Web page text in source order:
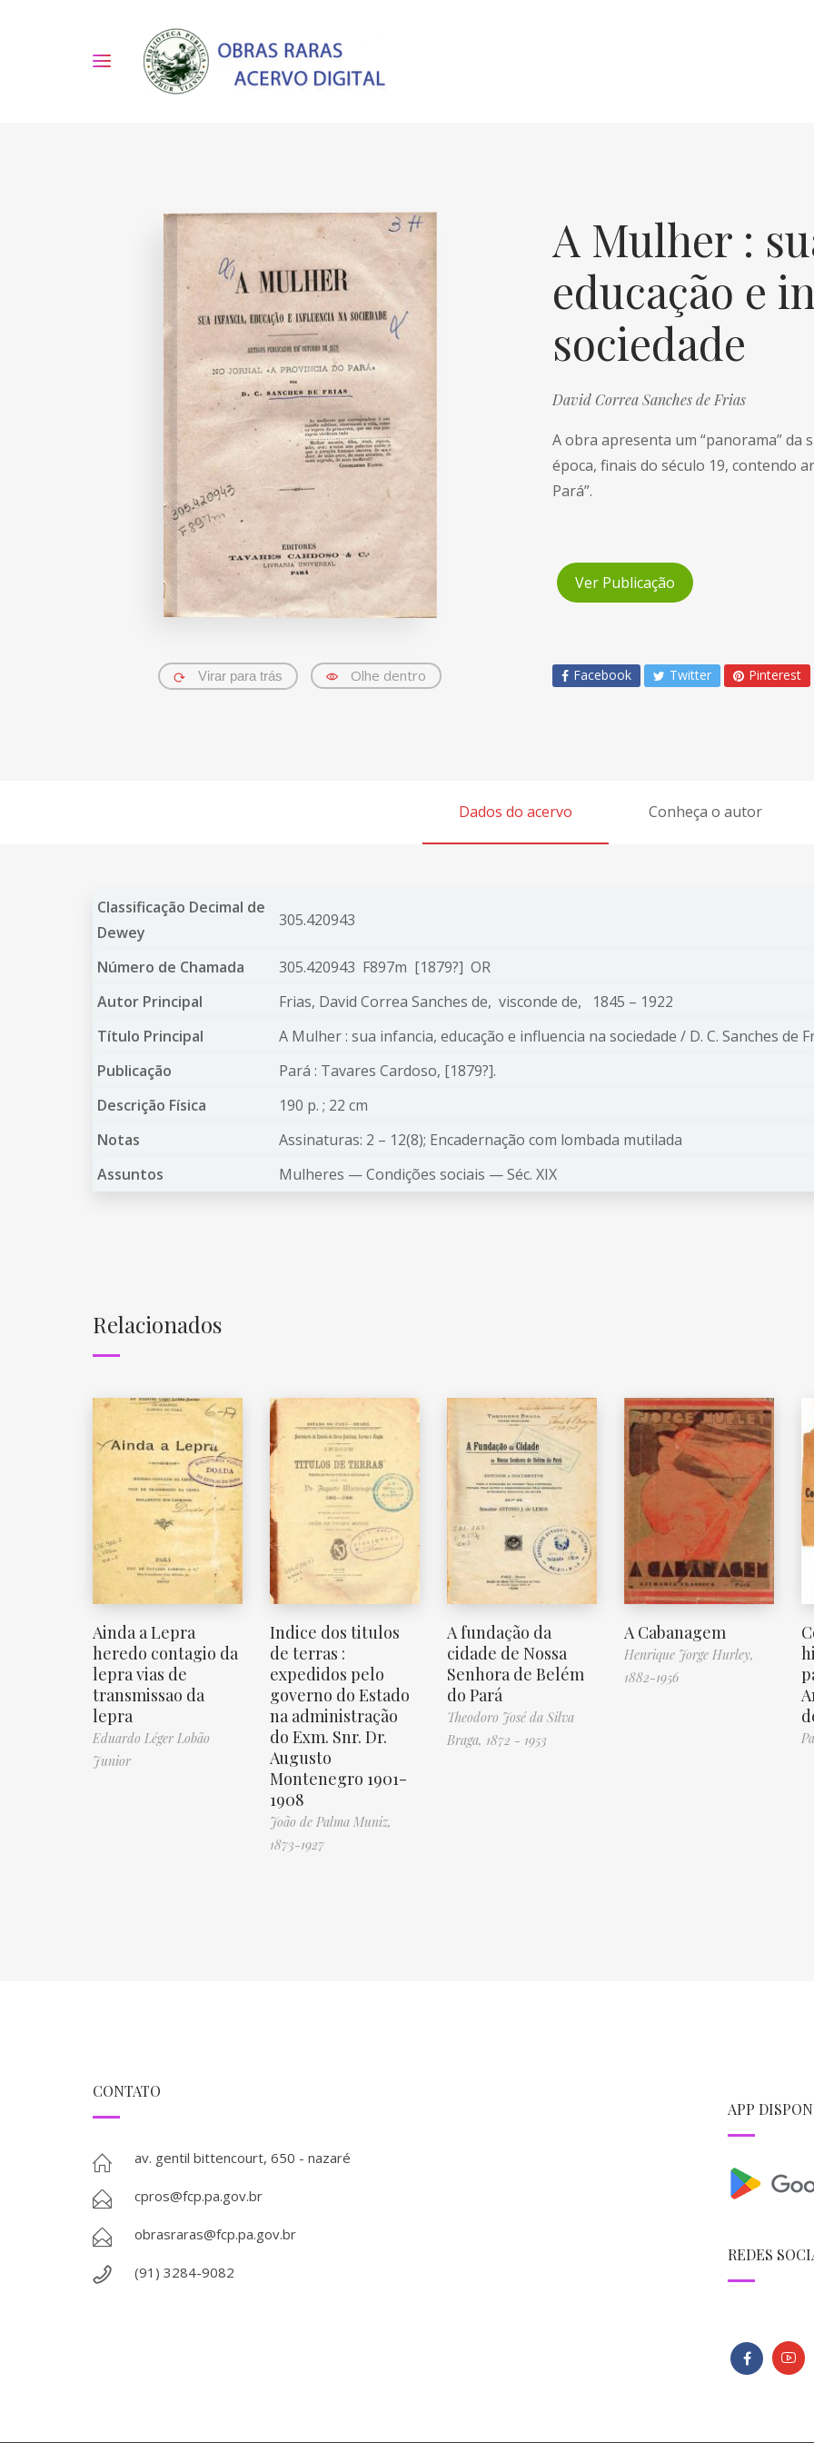
Virar para trás Olhe dentro
A Mulher :
educação e
sociedade
David Correa Sanches de Frias
A obra apresenta um “panorama” da
época, finais do século 19, contendo
Pará”.
Ver Publicação
Facebook Twitter Pinterest
Dados do acervo Conheça o autor
Classificação Decimal de
Dewey
305.420943
Número de Chamada
305.420943 F897m [1879?] OR
Autor Principal
Frias, David Correa Sanches de, visconde de,
1845 – 1922
Título Principal
A Mulher : sua infancia, educação e influencia na sociedade / D. C. Sanches de
Publicação
Pará : Tavares Cardoso, [1879?].
Descrição Física
190 p. ; 22 cm
Notas
Assinaturas: 2 – 12(8); Encadernação com lombada mutilada
Assuntos
Mulheres —Condições sociais —Séc. XIX
Relacionados
Ainda a Lepra
heredo contagio da
lepra vias de
transmissao da
lepra
Eduardo Léger Lobão
Junior
Indice dos titulos
de terras :
expedidos pelo
governo do Estado
na administração
do Exm. Snr. Dr.
Augusto
Montenegro 1901-
1908
João de Palma Muniz,
1873-1927
A fundação da
cidade de Nossa
Senhora de Belém
do Pará
Theodoro José da Silva
Braga, 1872 - 1953
A Cabanagem
Henrique Jorge Hurley,
1882-1956
CONTATO
av. gentil bittencourt, 650 - nazaré
cpros@fcp.pa.gov.br
obrasraras@fcp.pa.gov.br
(91) 3284-9082
APP
REDES